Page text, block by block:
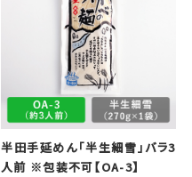
半田手延めん「半生細雪」バラ3
人前 ※包装不可【OA-3】